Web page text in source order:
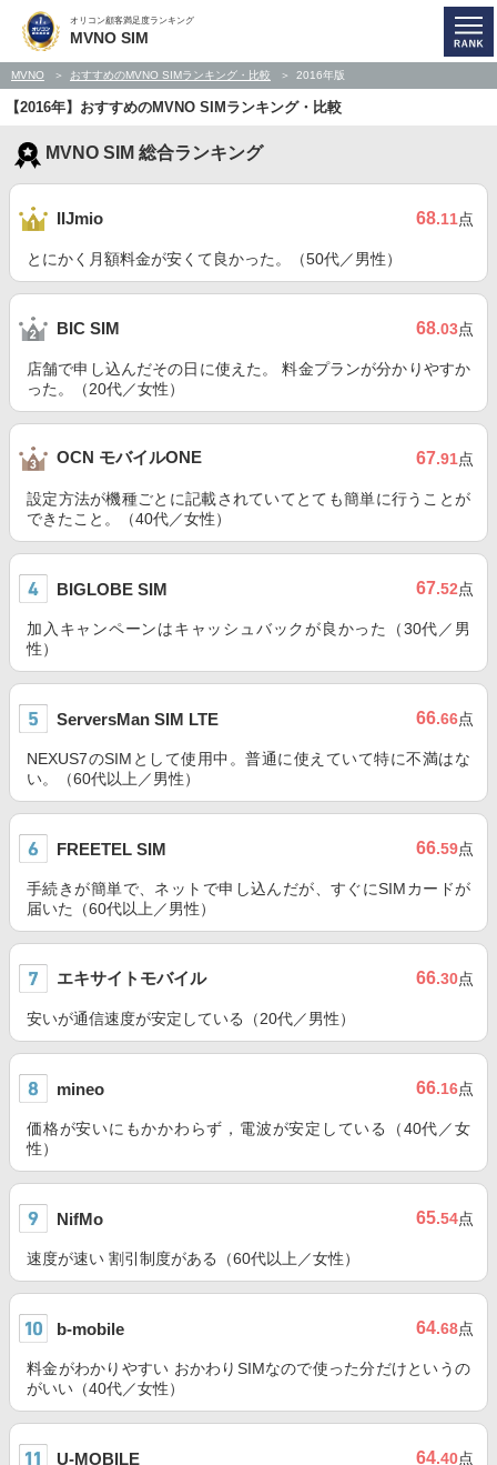
オリコン顧客満足度ランキング
MVNO SIM
MVNO おすすめのMVNO SIMランキング・比較 2016年版
【2016年】おすすめのMVNO SIMランキング・比較
MVNO SIM 総合ランキング
IIJmio 68.11点
とにかく月額料金が安くて良かった。（50代／男性）
BIC SIM 68.03点
店舗で申し込んだその日に使えた。 料金プランが分かりやすか
った。（20代／女性）
OCN モバイルONE 67.91点
設定方法が機種ごとに記載されていてとても簡単に行うことが
できたこと。（40代／女性）
BIGLOBE SIM 67.52点
加入キャンペーンはキャッシュバックが良かった（30代／男
性）
ServersMan SIM LTE 66.66点
NEXUS7のSIMとして使用中。普通に使えていて特に不満はな
い。（60代以上／男性）
FREETEL SIM 66.59点
手続きが簡単で、ネットで申し込んだが、すぐにSIMカードが
届いた（60代以上／男性）
エキサイトモバイル 66.30点
安いが通信速度が安定している（20代／男性）
mineo 66.16点
価格が安いにもかかわらず，電波が安定している（40代／女
性）
NifMo 65.54点
速度が速い 割引制度がある（60代以上／女性）
b-mobile 64.68点
料金がわかりやすい おかわりSIMなので使った分だけというの
がいい（40代／女性）
U-MOBILE 64.40点